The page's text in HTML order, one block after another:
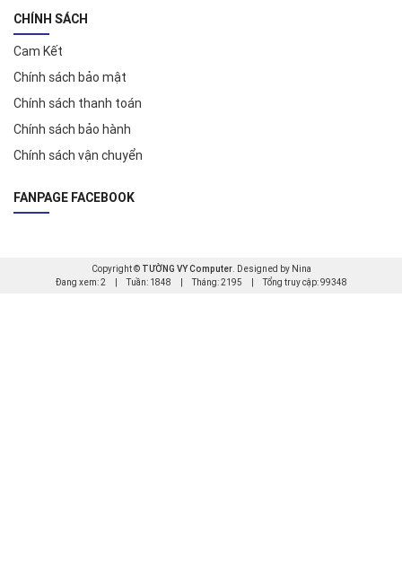
CHÍNH SÁCH
Cam Kết
Chính sách bảo mật
Chính sách thanh toán
Chính sách bảo hành
Chính sách vận chuyển
FANPAGE FACEBOOK
Copyright © TƯỜNG VY Computer. Designed by Nina
Đang xem: 2
Tuần: 1848 Tháng: 2195 Tổng truy cập: 99348